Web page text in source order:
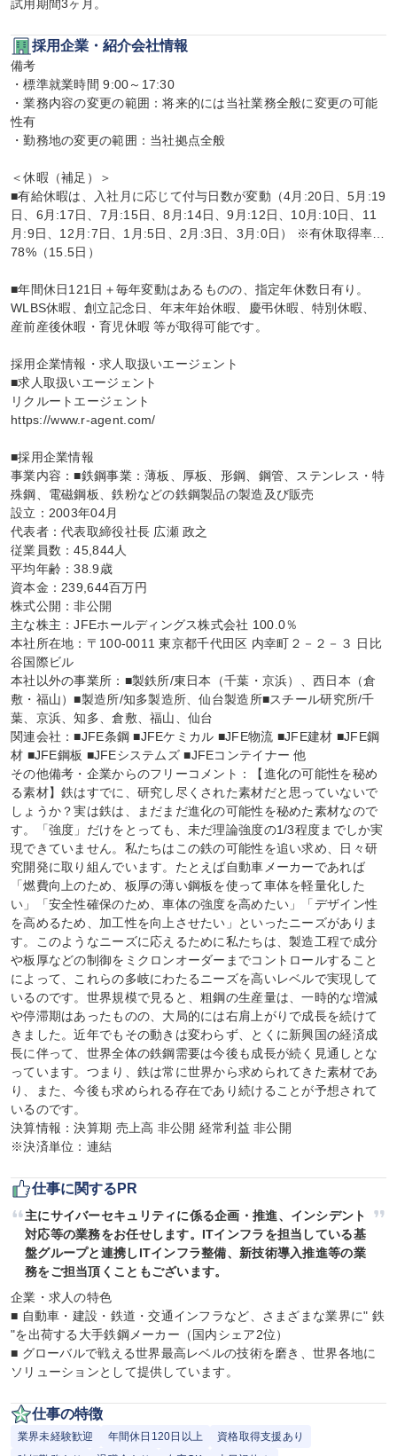
試用期間3ヶ月。
採用企業・紹介会社情報
備考
・標準就業時間 9:00～17:30
・業務内容の変更の範囲：将来的には当社業務全般に変更の可能
性有
・勤務地の変更の範囲：当社拠点全般
＜休暇（補足）＞
■有給休暇は、入社月に応じて付与日数が変動（4月:20日、5月:19
日、6月:17日、7月:15日、8月:14日、9月:12日、10月:10日、11
月:9日、12月:7日、1月:5日、2月:3日、3月:0日） ※有休取得率…
78%（15.5日）
■年間休日121日＋毎年変動はあるものの、指定年休数日有り。
WLBS休暇、創立記念日、年末年始休暇、慶弔休暇、特別休暇、
産前産後休暇・育児休暇 等が取得可能です。
採用企業情報・求人取扱いエージェント
■求人取扱いエージェント
リクルートエージェント
https://www.r-agent.com/
■採用企業情報
事業内容：■鉄鋼事業：薄板、厚板、形鋼、鋼管、ステンレス・特
殊鋼、電磁鋼板、鉄粉などの鉄鋼製品の製造及び販売
設立：2003年04月
代表者：代表取締役社長 広瀬 政之
従業員数：45,844人
平均年齢：38.9歳
資本金：239,644百万円
株式公開：非公開
主な株主：JFEホールディングス株式会社 100.0％
本社所在地：〒100-0011 東京都千代田区 内幸町２－２－３ 日比
谷国際ビル
本社以外の事業所：■製鉄所/東日本（千葉・京浜）、西日本（倉
敷・福山）■製造所/知多製造所、仙台製造所■スチール研究所/千
葉、京浜、知多、倉敷、福山、仙台
関連会社：■JFE条鋼 ■JFEケミカル ■JFE物流 ■JFE建材 ■JFE鋼
材 ■JFE鋼板 ■JFEシステムズ ■JFEコンテイナー 他
その他備考・企業からのフリーコメント：【進化の可能性を秘め
る素材】鉄はすでに、研究し尽くされた素材だと思っていないで
しょうか？実は鉄は、まだまだ進化の可能性を秘めた素材なので
す。「強度」だけをとっても、未だ理論強度の1/3程度までしか実
現できていません。私たちはこの鉄の可能性を追い求め、日々研
究開発に取り組んでいます。たとえば自動車メーカーであれば
「燃費向上のため、板厚の薄い鋼板を使って車体を軽量化した
い」「安全性確保のため、車体の強度を高めたい」「デザイン性
を高めるため、加工性を向上させたい」といったニーズがありま
す。このようなニーズに応えるために私たちは、製造工程で成分
や板厚などの制御をミクロンオーダーまでコントロールすること
によって、これらの多岐にわたるニーズを高いレベルで実現して
いるのです。世界規模で見ると、粗鋼の生産量は、一時的な増減
や停滞期はあったものの、大局的には右肩上がりで成長を続けて
きました。近年でもその動きは変わらず、とくに新興国の経済成
長に伴って、世界全体の鉄鋼需要は今後も成長が続く見通しとな
っています。つまり、鉄は常に世界から求められてきた素材であ
り、また、今後も求められる存在であり続けることが予想されて
いるのです。
決算情報：決算期 売上高 非公開 経常利益 非公開
※決済単位：連結
仕事に関するPR
主にサイバーセキュリティに係る企画・推進、インシデント
対応等の業務をお任せします。ITインフラを担当している基
盤グループと連携しITインフラ整備、新技術導入推進等の業
務をご担当頂くこともございます。
企業・求人の特色
■ 自動車・建設・鉄道・交通インフラなど、さまざまな業界に" 鉄
"を出荷する大手鉄鋼メーカー（国内シェア2位）
■ グローバルで戦える世界最高レベルの技術を磨き、世界各地に
ソリューションとして提供しています。
仕事の特徴
業界未経験歓迎 年間休日120日以上
資格取得支援あり